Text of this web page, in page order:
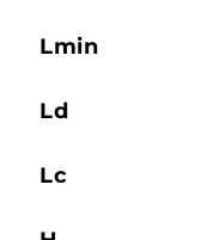
Lmin
Ld
Lc